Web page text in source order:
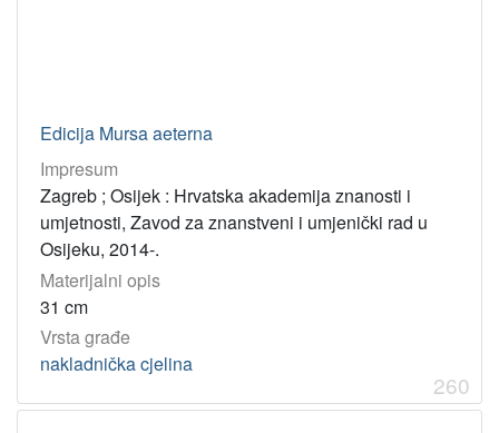
Edicija Mursa aeterna
Impresum
Zagreb ; Osijek : Hrvatska akademija znanosti i
umjetnosti, Zavod za znanstveni i umjenički rad u
Osijeku, 2014-.
Materijalni opis
31 cm
Vrsta građe
nakladnička cjelina
260